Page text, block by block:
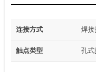
连接方式 焊
触点类型 孔式